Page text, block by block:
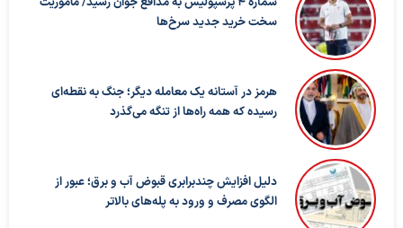
سخت خرید جدید سرخ‌ها
هرمز در آستانه یک معامله دیگر؛ جنگ به نقطه‌ای
رسیده که همه راه‌ها از تنگه می‌گذرد
دلیل افزایش چندبرابری قبوض آب و برق؛ عبور از
الگوی مصرف و ورود به پله‌های بالاتر